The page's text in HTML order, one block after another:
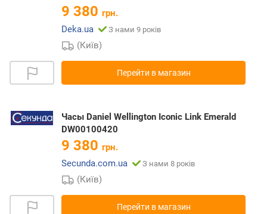
9 380 грн.
Deka.ua
З нами 9 років
(Київ)
Перейти в магазин
Часы Daniel Wellington Iconic Link Emerald
DW00100420
9 380 грн.
Secunda.com.ua
З нами 8 років
(Київ)
Перейти в магазин